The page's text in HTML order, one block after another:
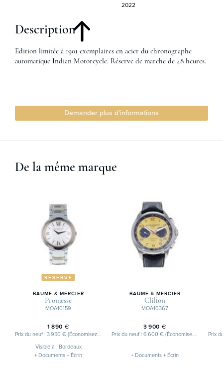
2022
Description
Edition limitée à 1901 exemplaires en acier du chronographe
automatique Indian Motorcycle. Réserve de marche de 48 heures.
Demander plus d'informations
De la même marque
RÉSERVÉ
BAUME & MERCIER
Promesse
MOA10159
1 890 €
Visible à : Bordeaux
+ Documents + Écrin
BAUME & MERCIER
Clifton
MOA10367
3 900 €
+ Documents + Écrin